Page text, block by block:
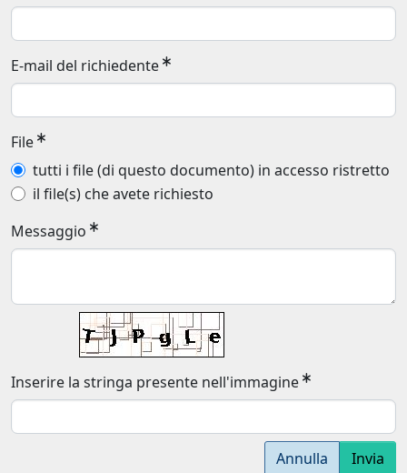
E-mail del richiedente
File
tutti i file (di questo documento) in accesso ristretto
il file(s) che avete richiesto
Messaggio
Inserire la stringa presente nell'immagine
Annulla Invia